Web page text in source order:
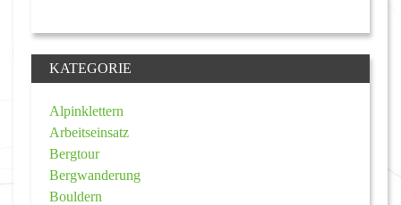
KATEGORIE
Alpinklettern
Arbeitseinsatz
Bergtour
Bergwanderung
Bouldern